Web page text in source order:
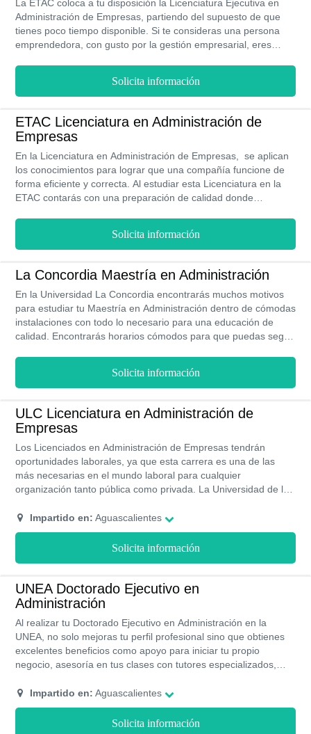
La ETAC coloca a tu disposición la Licenciatura Ejecutiva en
Administración de Empresas, partiendo del supuesto de que
tienes poco tiempo disponible. Si te consideras una persona
emprendedora, con gusto por la gestión empresarial, eres
Licenciatura Ejecutiva en Administración de Empresas se
imparte de manera semipresencial, esto con el objetivo de que
puedas realizar tus estudios con horarios flexibles. La duración
de esta licenciatura ejecutiva es de 9 cuatrimestres.
Solicita información
ETAC Licenciatura en Administración de
Empresas
En la Licenciatura en Administración de Empresas, se aplican
los conocimientos para lograr que una compañía funcione de
forma eficiente y correcta. Al estudiar esta Licenciatura en la
ETAC contarás con una preparación de calidad donde
contables, humanísticos y administrativos, te presentamos en
este artículo su modalidad 100% Línea. Como aspirante, te
mencionamos algunas características: gusto por la gestión
empresarial, tienes facilidad para los números, posees
empatía, facilidad para los idiomas.
Solicita información
La Concordia Maestría en Administración
En la Universidad La Concordia encontrarás muchos motivos
para estudiar tu Maestría en Administración dentro de cómodas
instalaciones con todo lo necesario para una educación de
calidad. Encontrarás horarios cómodos para que puedas seguir
puedas acceder a ofertas laborales. Además, esta Maestría
cuenta con Validez Oficial de la SEP.
Solicita información
ULC Licenciatura en Administración de
Empresas
Los Licenciados en Administración de Empresas tendrán
oportunidades laborales, ya que esta carrera es una de las
más necesarias en el mundo laboral para cualquier
organización tanto pública como privada. La Universidad de la
involucrarse en empresas de cualquier magnitud ya que tienen
todos los conocimientos que requieren para lograr los objetivos
que se impongan. Considera estudiar la Licenciatura en
Administración de Empresas en la ULC si; te gustan las
liderazgo, comprendes e ideas estrategias con facilidad. La
modalidad de estudio que ofrece la Universidad de la
Empresas es semi-presencial y presencial.
Impartido en: Aguascalientes
Solicita información
UNEA Doctorado Ejecutivo en
Administración
Al realizar tu Doctorado Ejecutivo en Administración en la
UNEA, no solo mejoras tu perfil profesional sino que obtienes
excelentes beneficios como apoyo para iniciar tu propio
negocio, asesoría en tus clases con tutores especializados,
una de las mejores instituciones educativas y con contenido
académico de las mejores universidades del mundo y en la
cual podrás participar de actividades extracurriculares.
Impartido en: Aguascalientes
Solicita información